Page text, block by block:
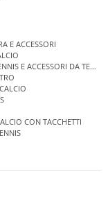
E ACCESSORI
E ACCESSORI DA TENNIS
CON TACCHETTI